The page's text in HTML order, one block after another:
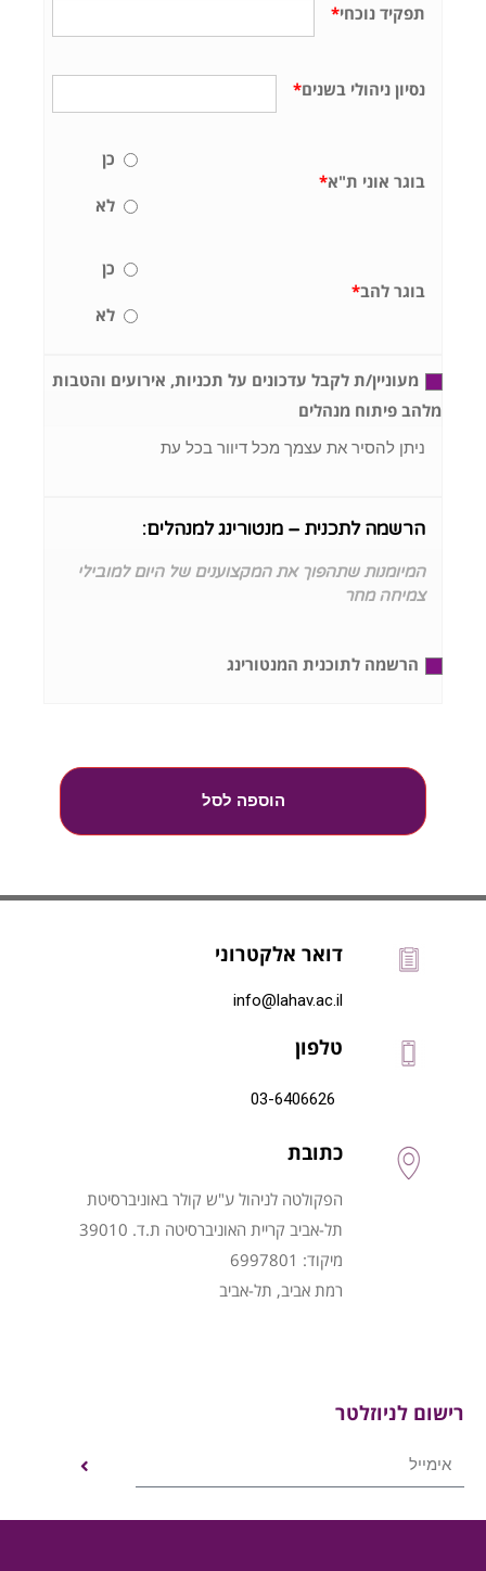
*תפקיד נוכחי
*נסיון ניהולי בשנים
*בוגר אוני ת"א
כן
לא
*בוגר להב
כן
לא
מעוניין/ת לקבל עדכונים על תכניות, אירועים והטבות
מלהב פיתוח מנהלים
ניתן להסיר את עצמך מכל דיוור בכל עת
הרשמה לתכנית – מנטורינג למנהלים:
המיומנות שתהפוך את המקצוענים של היום למובילי
צמיחה מחר
הרשמה לתוכנית המנטורינג
הוספה לסל
דואר אלקטרוני
info@lahav.ac.il
טלפון
03-6406626
כתובת
הפקולטה לניהול ע"ש קולר באוניברסיטת
תל-אביב קריית האוניברסיטה ת.ד. 39010
מיקוד: 6997801
רמת אביב, תל-אביב
רישום לניוזלטר